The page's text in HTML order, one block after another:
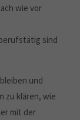
wie vor
sind
und
zu klären, wie
mit der